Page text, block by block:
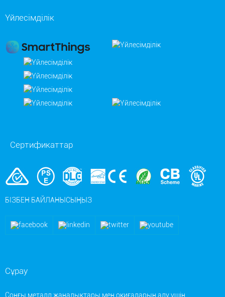
Үйлесімділік
Сертификаттар
БІЗБЕН БАЙЛАНЫСЫҢЫЗ
Сұрау
Соңғы металл жаңалықтары мен оқиғаларын алу үшін